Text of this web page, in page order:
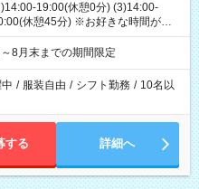
19:00(休憩0分) (3)14:00-
休憩45分) ※お好きな時間が選べ
8月末までの期間限定
/ 服装自由 / シフト勤務 / 10名以
する 詳細へ